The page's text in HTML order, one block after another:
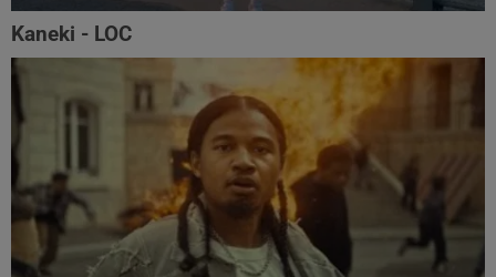
Kaneki - LOC